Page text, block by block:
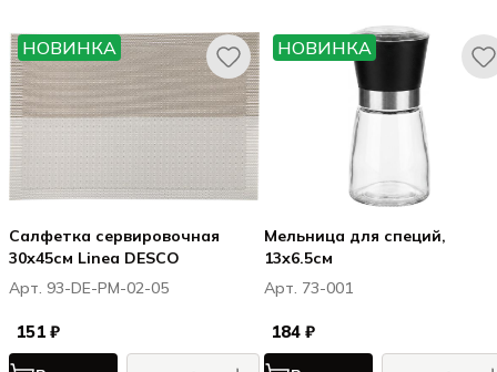
НОВИНКА
Салфетка сервировочная
30х45см Linea DESCO
Арт. 93-DE-PM-02-05
151 ₽
НОВИНКА
Мельница для специй,
13х6.5см
Арт. 73-001
184 ₽